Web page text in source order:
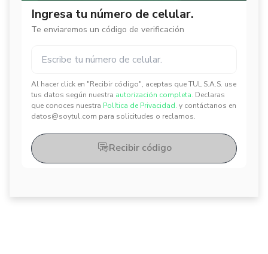
Ingresa tu número de celular.
Te enviaremos un código de verificación
Al hacer click en "Recibir código", aceptas que TUL S.A.S. use
tus datos según nuestra autorización completa. Declaras
que conoces nuestra Política de Privacidad. y contáctanos en
datos@soytul.com para solicitudes o reclamos.
✕
✕
Recibir código